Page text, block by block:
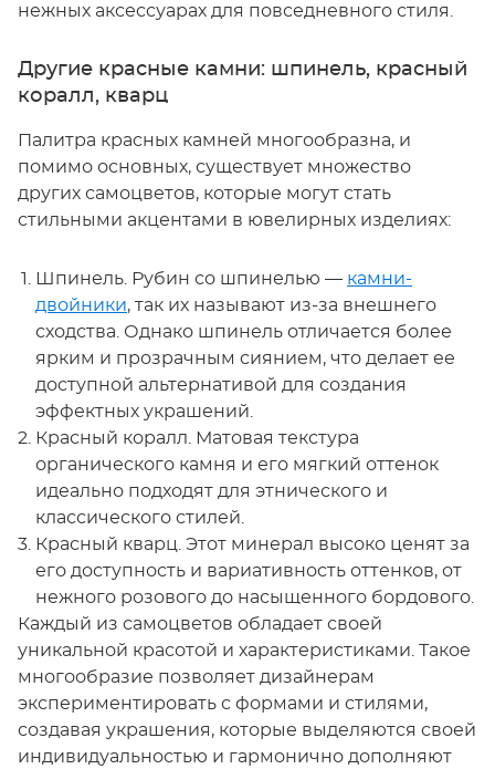
нежных аксессуарах для повседневного стиля.
Другие красные камни: шпинель, красный
коралл, кварц
Палитра красных камней многообразна, и
помимо основных, существует множество
других самоцветов, которые могут стать
стильными акцентами в ювелирных изделиях:
Шпинель. Рубин со шпинелью — камни-
двойники, так их называют из-за внешнего
сходства. Однако шпинель отличается более
ярким и прозрачным сиянием, что делает ее
доступной альтернативой для создания
эффектных украшений.
Красный коралл. Матовая текстура
органического камня и его мягкий оттенок
идеально подходят для этнического и
классического стилей.
Красный кварц. Этот минерал высоко ценят за
его доступность и вариативность оттенков, от
нежного розового до насыщенного бордового.
Каждый из самоцветов обладает своей
уникальной красотой и характеристиками. Такое
многообразие позволяет дизайнерам
экспериментировать с формами и стилями,
создавая украшения, которые выделяются своей
индивидуальностью и гармонично дополняют